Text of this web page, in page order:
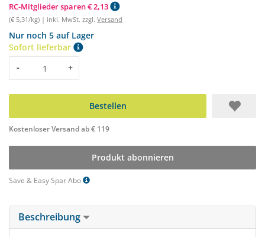
RC-Mitglieder sparen € 2,13
(€ 5,31/kg) | inkl. MwSt. zzgl. Versand
Nur noch 5 auf Lager
Sofort lieferbar
Menge
- +
Bestellen
Kostenloser Versand ab € 119
Produkt abonnieren
Save & Easy Spar Abo
Beschreibung